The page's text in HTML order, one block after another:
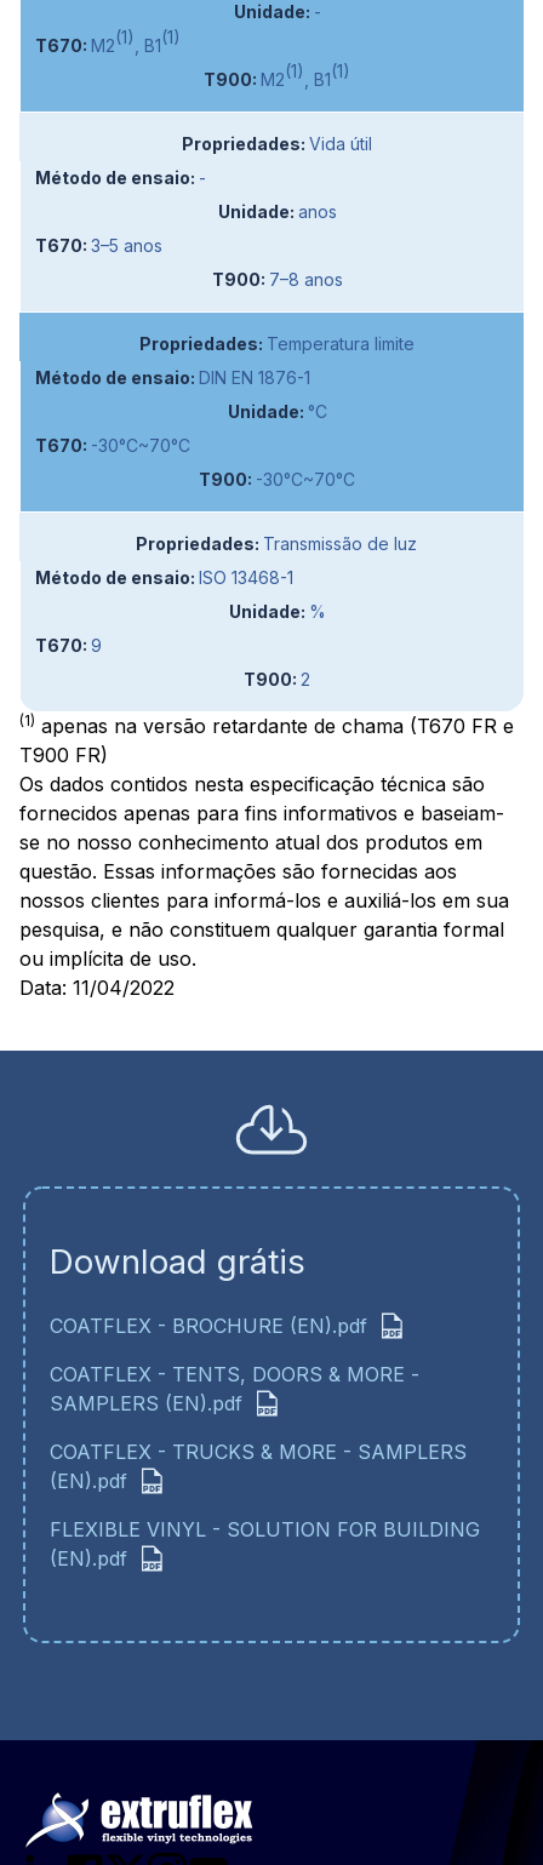
-
M2(1) , B1(1)
M2(1) , B1(1)
Vida útil
-
anos
3–5 anos
7–8 anos
Temperatura limite
DIN EN 1876-1
°C
-30°C~70°C
-30°C~70°C
Transmissão de luz
ISO 13468-1
%
9
2
(1) apenas na versão retardante de chama (T670 FR e
T900 FR)
Os dados contidos nesta especificação técnica são
fornecidos apenas para fins informativos e baseiam-
se no nosso conhecimento atual dos produtos em
questão. Essas informações são fornecidas aos
nossos clientes para informá-los e auxiliá-los em sua
pesquisa, e não constituem qualquer garantia formal
ou implícita de uso.
Data: 11/04/2022
Download grátis
COATFLEX - BROCHURE (EN).pdf
COATFLEX - TENTS, DOORS & MORE -
SAMPLERS (EN).pdf
COATFLEX - TRUCKS & MORE - SAMPLERS
(EN).pdf
FLEXIBLE VINYL - SOLUTION FOR BUILDING
(EN).pdf